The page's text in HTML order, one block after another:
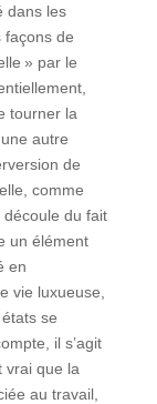
dans les
façons de
» par le
tourner la
autre
de
comme
découle du fait
un élément
en
vie luxueuse,
se
il s’agit
vrai que la
au travail,